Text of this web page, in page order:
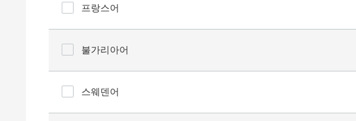
프랑스어
불가리아어
스웨덴어